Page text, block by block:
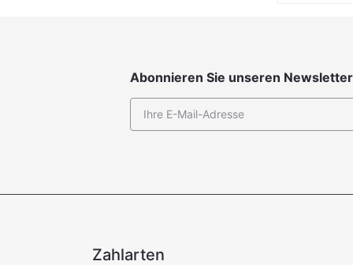
Abonnieren Sie unseren
Zahlarten